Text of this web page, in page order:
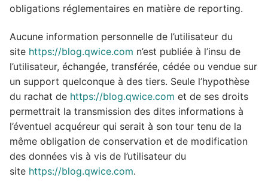
obligations réglementaires en matière de reporting.
Aucune information personnelle de l’utilisateur du
site https://blog.qwice.com n’est publiée à l’insu de
l’utilisateur, échangée, transférée, cédée ou vendue sur
un support quelconque à des tiers. Seule l’hypothèse
du rachat de https://blog.qwice.com et de ses droits
permettrait la transmission des dites informations à
l’éventuel acquéreur qui serait à son tour tenu de la
même obligation de conservation et de modification
des données vis à vis de l’utilisateur du
site https://blog.qwice.com.